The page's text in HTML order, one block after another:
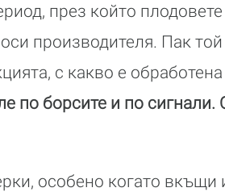
през който
производителя. Пак
с какво е обработена
по борсите и по сигнали.
особено когато